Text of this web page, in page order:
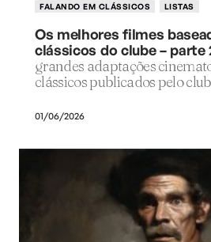
FALANDO EM CLÁSSICOS LISTAS
Os melhores filmes
clássicos do clube – parte
grandes adaptações
clássicos publicados pelo
01/06/2026